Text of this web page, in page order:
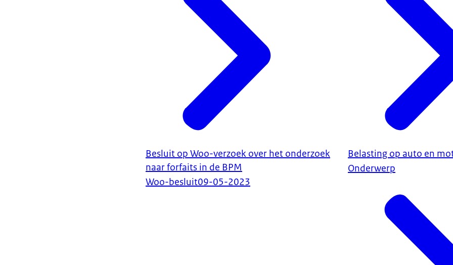
Besluit op Woo-verzoek over het onderzoek
naar forfaits in de BPM
Woo-besluit09-05-2023
Belasting op auto en
Onderwerp